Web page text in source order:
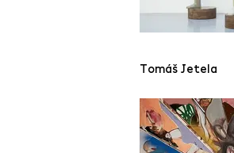
Tomáš Jetela